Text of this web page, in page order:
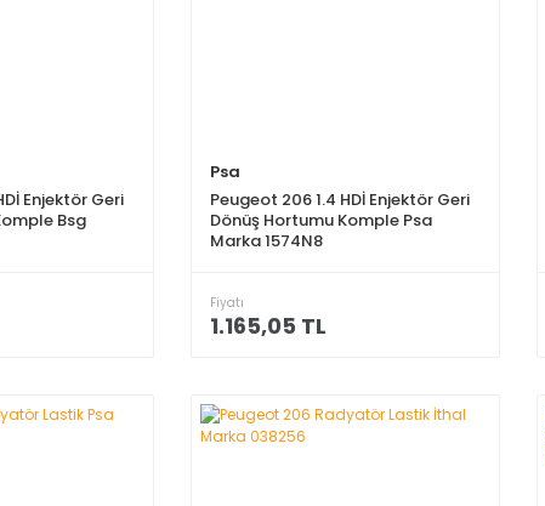
Enjektör Geri
Bsg
Psa
Peugeot 206 1.4 HDİ Enjektör Geri
Dönüş Hortumu Komple Psa
Marka 1574N8
Fiyatı
1.165,05 TL